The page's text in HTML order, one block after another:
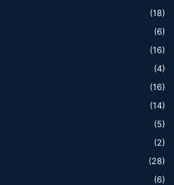
(18)
(6)
(16)
(4)
(16)
(14)
(5)
(2)
(28)
(6)